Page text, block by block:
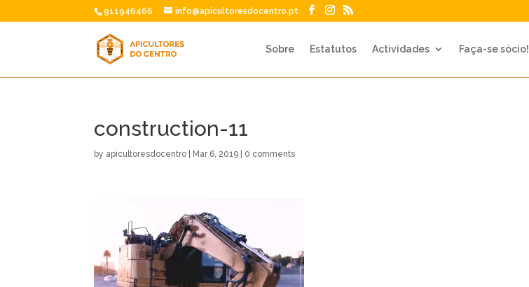
911946466 info@apicultoresdocentro.pt
Sobre Estatutos Actividades Faça-se sócio!
construction-11
by apicultoresdocentro Mar 6, 2019 0 comments